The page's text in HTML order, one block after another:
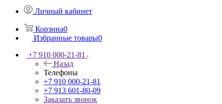
Личный кабинет
Корзина0
Избранные товары0
+7 910 000-21-81
Назад
Телефоны
+7 910 000-21-81
+7 913 601-80-09
Заказать звонок